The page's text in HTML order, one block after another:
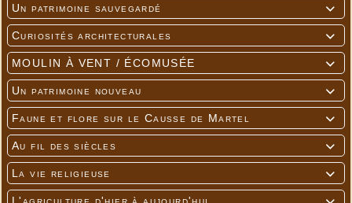

Un patrimoine sauvegardé

Curiosités architecturales

MOULIN À VENT / ÉCOMUSÉE

Un patrimoine nouveau

Faune et flore sur le Causse de Martel

Au fil des siècles

La vie religieuse